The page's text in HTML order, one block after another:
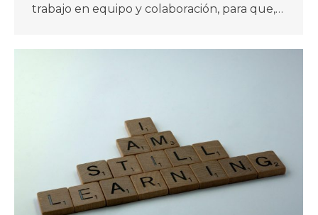
trabajo en equipo y colaboración, para que,…